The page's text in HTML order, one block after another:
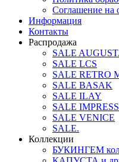
Соглашение на
Информация
Контакты
Распродажа
SALE
SALE LCS
SALE RETRO
SALE BASAK
SALE ILAY
SALE
SALE VENICE
SALE.
Коллекции
БУКИНГЕМ